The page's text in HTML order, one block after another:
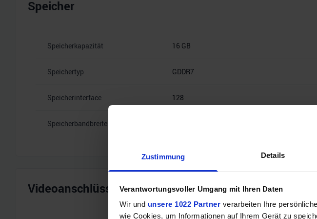
Zustimmung Details
Verantwortungsvoller Umgang mit Ihren Daten
Wir und unsere 1022 Partner verarbeiten Ihre
wie Cookies, um Informationen auf Ihrem Gerät zu
Speicher
Speicherkapazität 16 GB
Speichertyp GDDR7
Speicherinterface 128
Speicherbandbreite
Videoanschlüsse